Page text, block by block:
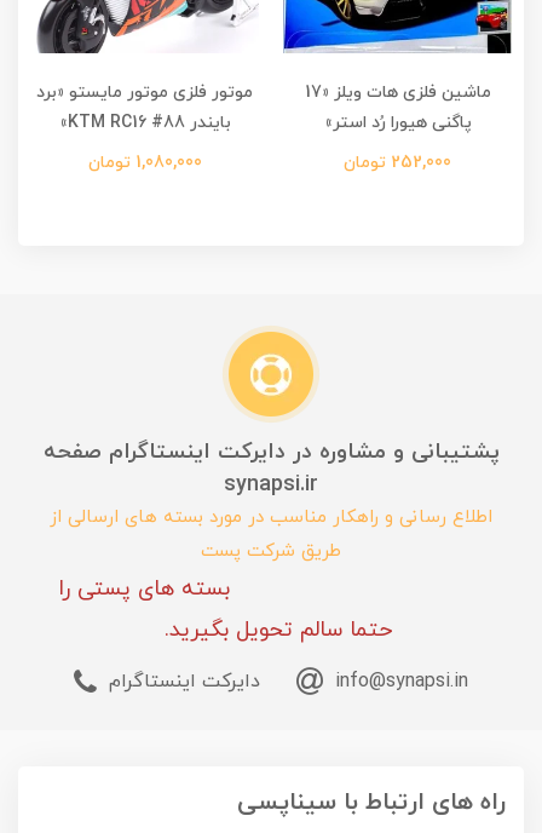
ماشین فلزی هات ویلز «17
پاگنی هیورا رُد استر»
252,000 تومان
موتور فلزی موتور مایستو «برد
بایندر KTM RC16 #88»
1,080,000 تومان
پشتیبانی و مشاوره در دایرکت اینستاگرام صفحه
synapsi.ir
اطلاع رسانی و راهکار مناسب در مورد بسته های ارسالی از
طریق شرکت پست
بسته های پستی را
حتما سالم تحویل بگیرید.
info@synapsi.in دایرکت اینستاگرام
راه های ارتباط با سیناپسی